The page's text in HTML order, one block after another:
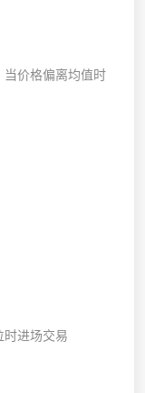
当价格偏离均值时
时进场交易